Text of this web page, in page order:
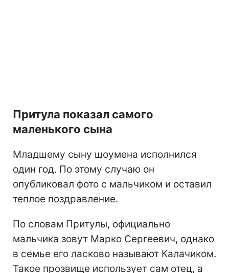
Притула показал самого
маленького сына
Младшему сыну шоумена исполнился
один год. По этому случаю он
опубликовал фото с мальчиком и оставил
теплое поздравление.
По словам Притулы, официально
мальчика зовут Марко Сергеевич, однако
в семье его ласково называют Калачиком.
Такое прозвище использует сам отец, а